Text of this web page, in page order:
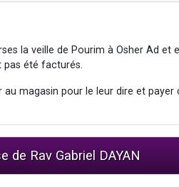
la veille de Pourim à Osher Ad et
pas été facturés.
au magasin pour le leur dire et payer
de Rav Gabriel DAYAN